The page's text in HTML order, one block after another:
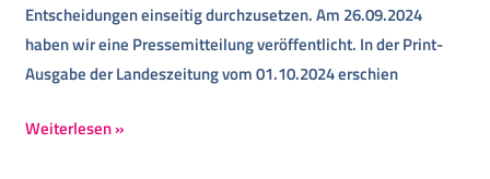
Entscheidungen einseitig durchzusetzen. Am 26.09.2024
haben wir eine Pressemitteilung veröffentlicht. In der Print-
Ausgabe der Landeszeitung vom 01.10.2024 erschien
Weiterlesen »